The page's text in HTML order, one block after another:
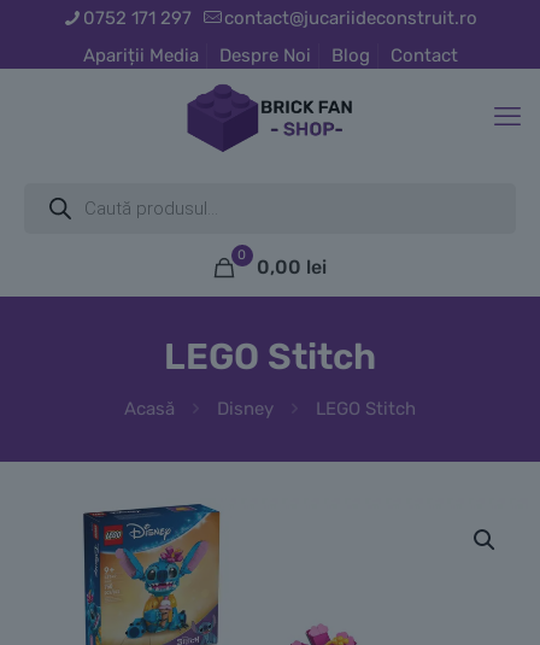
0752 171 297
contact@jucariideconstruit.ro
Apariții Media
Despre Noi Blog Contact
search
0
0,00 lei
LEGO Stitch
Acasă Disney LEGO Stitch